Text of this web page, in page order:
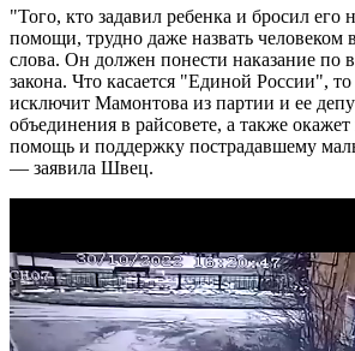
"Того, кто задавил ребенка и бросил его
помощи, трудно даже назвать человеком
слова. Он должен понести наказание по
закона. Что касается "Единой России",
исключит Мамонтова из партии и ее
объединения в райсовете, а также
помощь и поддержку пострадавшему
— заявила Швец.